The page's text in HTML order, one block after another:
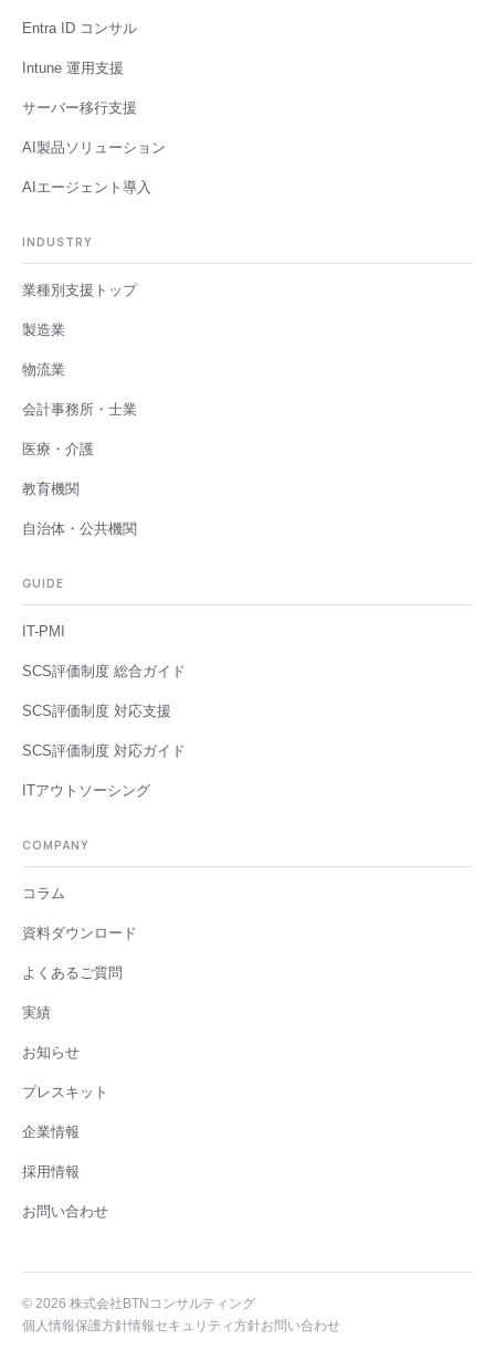
Entra ID コンサル
Intune 運用支援
サーバー移行支援
AI製品ソリューション
AIエージェント導入
INDUSTRY
業種別支援トップ
製造業
物流業
会計事務所・士業
医療・介護
教育機関
自治体・公共機関
GUIDE
IT-PMI
SCS評価制度 総合ガイド
SCS評価制度 対応支援
SCS評価制度 対応ガイド
ITアウトソーシング
COMPANY
コラム
資料ダウンロード
よくあるご質問
実績
お知らせ
プレスキット
企業情報
採用情報
お問い合わせ
© 2026 株式会社BTNコンサルティング
個人情報保護方針情報セキュリティ方針お問い合わせ